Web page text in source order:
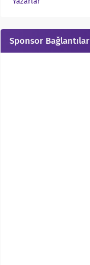
Sponsor Bağlantılar